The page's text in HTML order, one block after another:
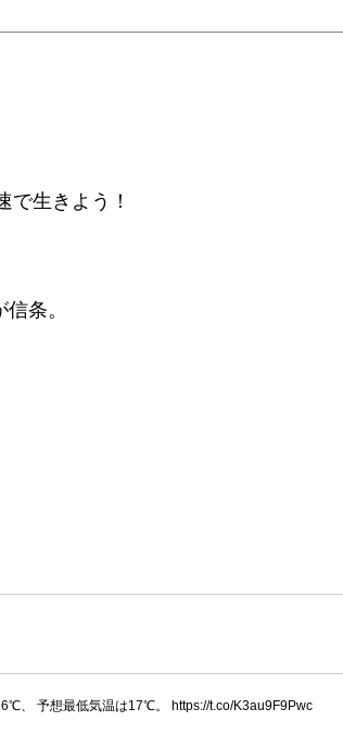
で生きよう！
条。
、 予想最低気温は17℃。 https://t.co/K3au9F9Pwc